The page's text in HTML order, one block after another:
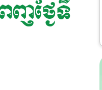
ញថ្ងៃទី